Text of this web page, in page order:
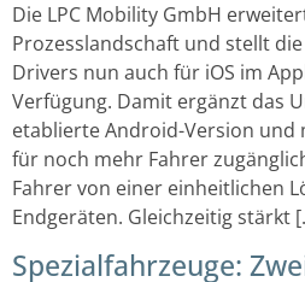
Die LPC Mobility GmbH
Prozesslandschaft und stellt die
Drivers nun auch für iOS im
Verfügung. Damit ergänzt das
etablierte Android-Version und
für noch mehr Fahrer
Fahrer von einer einheitlichen
Endgeräten. Gleichzeitig stärkt
Spezialfahrzeuge: